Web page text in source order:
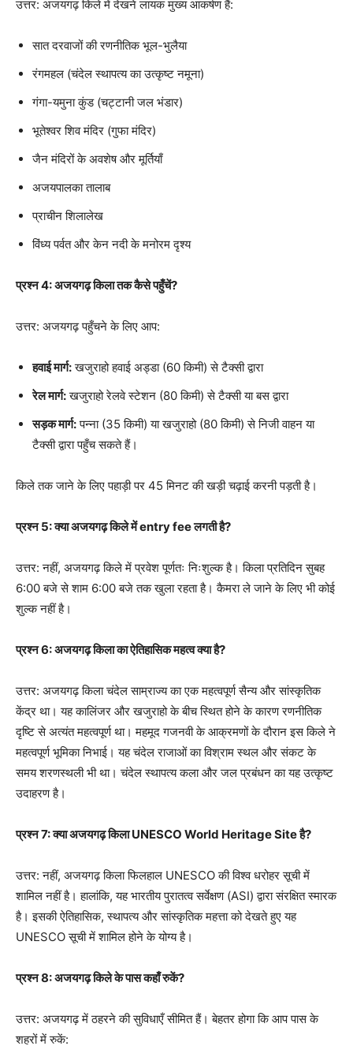
उत्तर: अजयगढ़ किले में देखने लायक मुख्य आकर्षण हैं:
सात दरवाजों की रणनीतिक भूल-भुलैया
रंगमहल (चंदेल स्थापत्य का उत्कृष्ट नमूना)
गंगा-यमुना कुंड (चट्टानी जल भंडार)
भूतेश्वर शिव मंदिर (गुफा मंदिर)
जैन मंदिरों के अवशेष और मूर्तियाँ
अजयपालका तालाब
प्राचीन शिलालेख
विंध्य पर्वत और केन नदी के मनोरम दृश्य
प्रश्न 4: अजयगढ़ किला तक कैसे पहुँचें?
उत्तर: अजयगढ़ पहुँचने के लिए आप:
हवाई मार्ग:खजुराहो हवाई अड्डा (60 किमी) से टैक्सी द्वारा
रेल मार्ग:खजुराहो रेलवे स्टेशन (80 किमी) से टैक्सी या बस द्वारा
सड़क मार्ग:पन्ना (35 किमी) या खजुराहो (80 किमी) से निजी वाहन या
टैक्सी द्वारा पहुँच सकते हैं।
किले तक जाने के लिए पहाड़ी पर 45 मिनट की खड़ी चढ़ाई करनी पड़ती है।
प्रश्न 5: क्या अजयगढ़ किले में entry fee लगती है?
उत्तर: नहीं, अजयगढ़ किले में प्रवेश पूर्णतः निःशुल्क है। किला प्रतिदिन सुबह
6:00 बजे से शाम 6:00 बजे तक खुला रहता है। कैमरा ले जाने के लिए भी कोई
शुल्क नहीं है।
प्रश्न 6: अजयगढ़ किला का ऐतिहासिक महत्व क्या है?
उत्तर: अजयगढ़ किला चंदेल साम्राज्य का एक महत्वपूर्ण सैन्य और सांस्कृतिक
केंद्र था। यह कालिंजर और खजुराहो के बीच स्थित होने के कारण रणनीतिक
दृष्टि से अत्यंत महत्वपूर्ण था। महमूद गजनवी के आक्रमणों के दौरान इस किले ने
महत्वपूर्ण भूमिका निभाई। यह चंदेल राजाओं का विश्राम स्थल और संकट के
समय शरणस्थली भी था। चंदेल स्थापत्य कला और जल प्रबंधन का यह उत्कृष्ट
उदाहरण है।
प्रश्न 7: क्या अजयगढ़ किला UNESCO World Heritage Site है?
उत्तर: नहीं, अजयगढ़ किला फिलहाल UNESCO की विश्व धरोहर सूची में
शामिल नहीं है। हालांकि, यह भारतीय पुरातत्व सर्वेक्षण (ASI) द्वारा संरक्षित स्मारक
है। इसकी ऐतिहासिक, स्थापत्य और सांस्कृतिक महत्ता को देखते हुए यह
UNESCO सूची में शामिल होने के योग्य है।
प्रश्न 8: अजयगढ़ किले के पास कहाँ रुकें?
उत्तर: अजयगढ़ में ठहरने की सुविधाएँ सीमित हैं। बेहतर होगा कि आप पास के
शहरों में रुकें: